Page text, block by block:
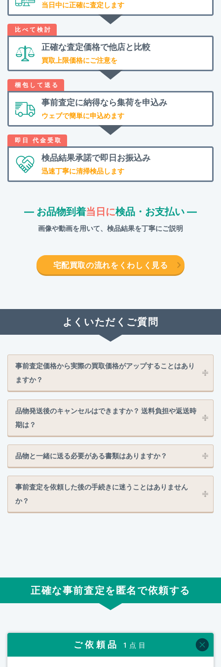
当日中に正確に査定します
正確な査定価格で他店と比較
買取上限価格にご注意を
事前査定に納得なら集荷を申込み
ウェブで簡単に申込めます
検品結果承諾で即日お振込み
迅速丁寧に清掃検品します
― お品物到着当日に検品・お支払い ―
画像や動画を用いて、検品結果を丁寧にご説明
宅配買取の流れをくわしく見る
よくいただくご質問
事前査定価格から実際の買取価格がアップすることはあり
ますか？
品物発送後のキャンセルはできますか？ 送料負担や返送時
期は？
品物と一緒に送る必要がある書類はありますか？
事前査定を依頼した後の手続きに迷うことはありません
か？
正確な事前査定を匿名で依頼する
ご依頼品 1点目